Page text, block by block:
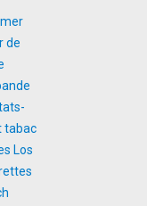
de
tabac
Los